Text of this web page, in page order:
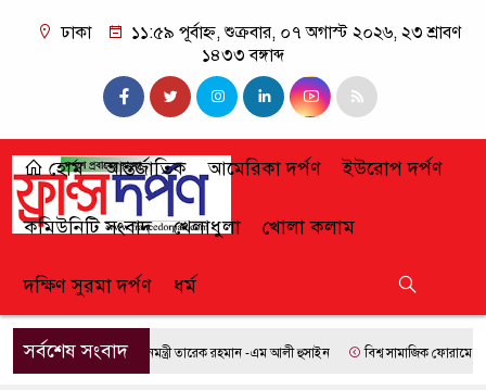
ঢাকা
১১:৫৯ পূর্বাহ্ন, শুক্রবার, ০৭ অগাস্ট ২০২৬, ২৩ শ্রাবণ
১৪৩৩ বঙ্গাব্দ
হোম আন্তর্জাতিক আমেরিকা দর্পণ ইউরোপ দর্পণ
কমিউনিটি সংবাদ খেলাধুলা খোলা কলাম
দক্ষিণ সুরমা দর্পণ ধর্ম
সর্বশেষ সংবাদপ্রধানমন্ত্রী তারেক রহমান -এম আলী হুসাইন বিশ্ব সামাজিক ফোরামে যোগ দিতে